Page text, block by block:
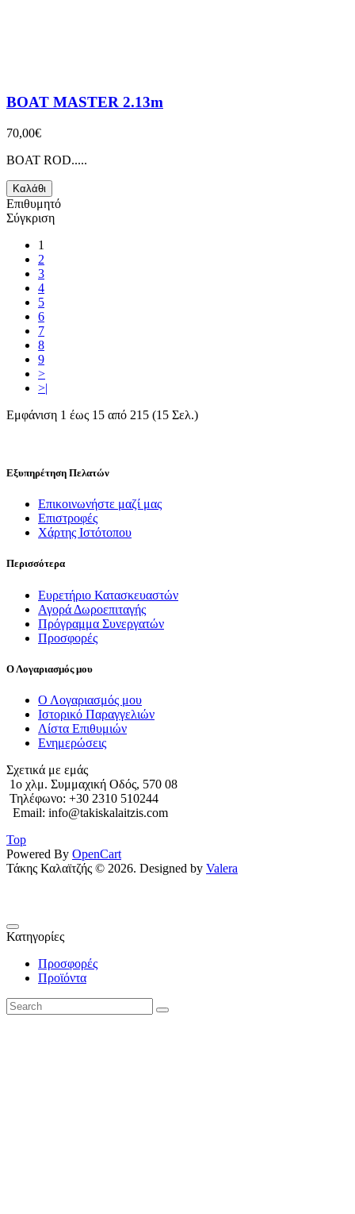
BOAT MASTER 2.13m
70,00€
BOAT ROD.....
Καλάθι
Επιθυμητό
Σύγκριση
1
2
3
4
5
6
7
8
9
>
>|
Εμφάνιση 1 έως 15 από 215 (15 Σελ.)
Εξυπηρέτηση Πελατών
Επικοινωνήστε μαζί μας
Επιστροφές
Χάρτης Ιστότοπου
Περισσότερα
Ευρετήριο Κατασκευαστών
Αγορά Δωροεπιταγής
Πρόγραμμα Συνεργατών
Προσφορές
Ο Λογαριασμός μου
Ο Λογαριασμός μου
Ιστορικό Παραγγελιών
Λίστα Επιθυμιών
Ενημερώσεις
Σχετικά με εμάς
1o χλμ. Συμμαχική Οδός, 570 08
Τηλέφωνο: +30 2310 510244
Email: info@takiskalaitzis.com
Top
Powered By OpenCart
Τάκης Καλαϊτζής © 2026. Designed by Valera
Κατηγορίες
Προσφορές
Προϊόντα